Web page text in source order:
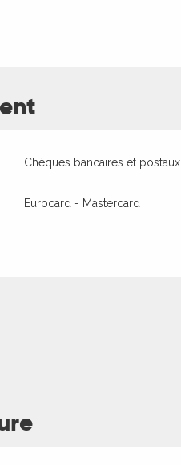
Chèques bancaires et postaux
Eurocard - Mastercard